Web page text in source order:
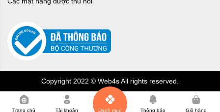
Copyright 2022 © Web4s All rights reserved.
Trang chủ Tài khoản Danh mục Thông báo Giỏ hàng